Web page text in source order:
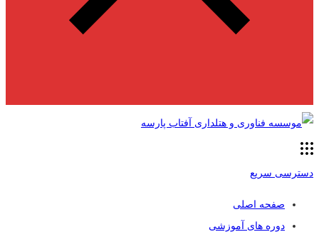
دسترسی سریع
صفحه اصلی
دوره های آموزشی